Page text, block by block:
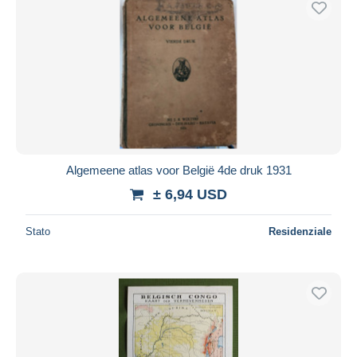
Algemeene atlas voor België 4de druk 1931
± 6,94 USD
Stato Residenziale